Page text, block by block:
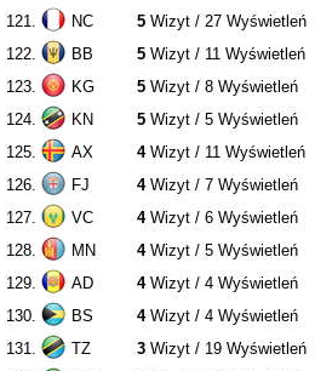
121.
NC 5 Wizyt / 27 Wyświetleń
122.
BB 5 Wizyt / 11 Wyświetleń
123.
KG 5 Wizyt / 8 Wyświetleń
124.
KN 5 Wizyt / 5 Wyświetleń
125.
AX 4Wizyt / 11 Wyświetleń
126.
FJ 4Wizyt / 7 Wyświetleń
127.
VC 4Wizyt / 6 Wyświetleń
128.
MN 4Wizyt / 5 Wyświetleń
129.
AD 4Wizyt / 4 Wyświetleń
130.
BS 4Wizyt / 4 Wyświetleń
131.
TZ 3 Wizyt / 19 Wyświetleń